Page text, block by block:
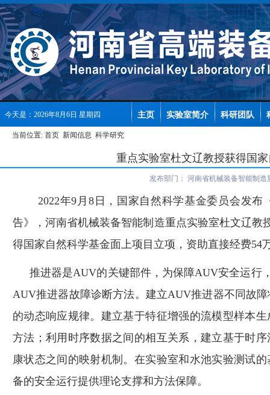
今天是：2026年8月6日 星期四 主页 实验室简介 科研团队
当前位置: 首页 新闻信息 科学研究
重点实验室杜文辽教授获得国
发布部门： 河南省机械装备智能制造
2022年9 月 8日，国家自然科学基金委员会发布
告》，河南省机械装备智能制造重点实验室杜文辽
得国家自然科学基金面上项目立项，资助直接经费54
推进器是AUV的关键部件，为保障AUV安全运行
AUV推进器故障诊断方法。建立AUV推进器不同故
的动态响应规律。建立基于特征增强的流模型样本
方法；利用时序数据之间的相互关系，建立基于时序
康状态之间的映射机制。在实验室和水池实验测试
备的安全运行提供理论支撑和方法保障。